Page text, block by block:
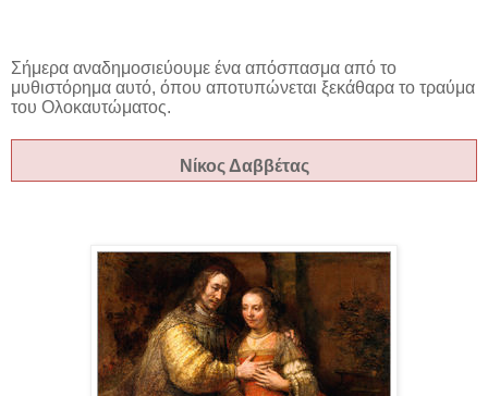
Σήμερα αναδημοσιεύουμε ένα απόσπασμα από το
μυθιστόρημα αυτό, όπου αποτυπώνεται ξεκάθαρα το τραύμα
του Ολοκαυτώματος.
Νίκος Δαββέτας